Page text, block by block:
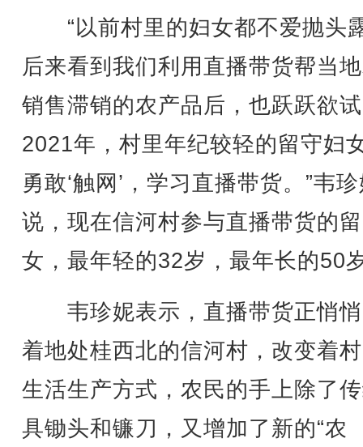
“以前村里的妇女都不爱抛头
后来看到我们利用直播带货帮当
销售滞销的农产品后，也跃跃欲
2021年，村里年纪较轻的留守妇
勇敢‘触网’，学习直播带货。”韦
说，现在信河村参与直播带货的
女，最年轻的32岁，最年长的50
韦珍妮表示，直播带货正悄
着地处桂西北的信河村，改变着
生活生产方式，农民的手上除了
具锄头和镰刀，又增加了新的“农